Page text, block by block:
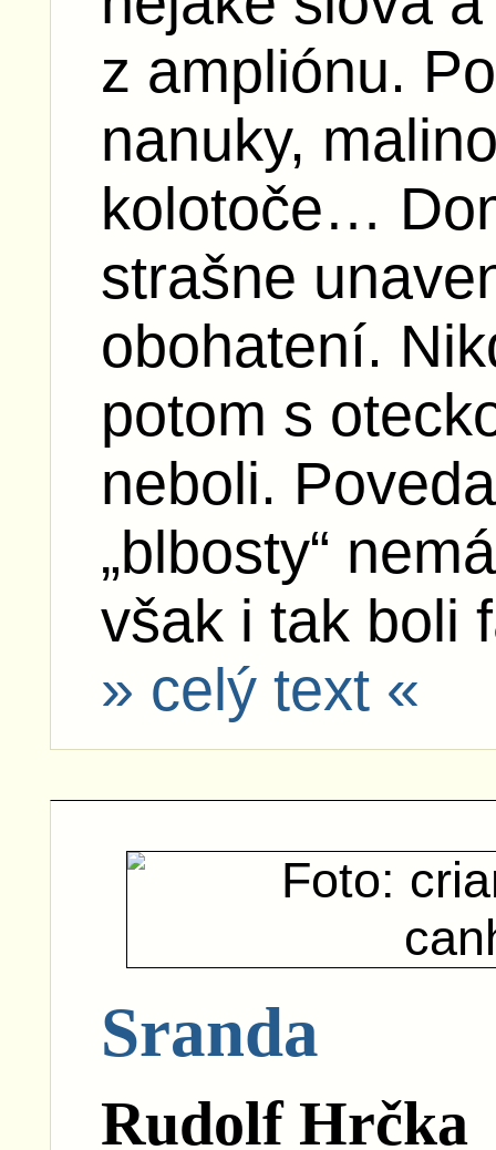
z ampliónu.
nanuky,
kolotoče…
strašne
obohatení.
potom s
neboli.
„blbosty“
však i tak boli
» celý text «
Sranda
Rudolf Hrčka